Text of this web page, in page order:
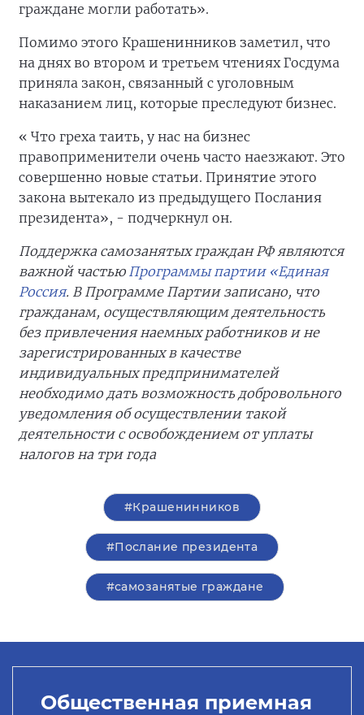
граждане могли работать».
Помимо этого Крашенинников заметил, что
на днях во втором и третьем чтениях Госдума
приняла закон, связанный с уголовным
наказанием лиц, которые преследуют бизнес.
« Что греха таить, у нас на бизнес
правоприменители очень часто наезжают. Это
совершенно новые статьи. Принятие этого
закона вытекало из предыдущего Послания
президента», - подчеркнул он.
Поддержка самозанятых граждан РФ являются
важной частью Программы партии «Единая
Россия. В Программе Партии записано, что
гражданам, осуществляющим деятельность
без привлечения наемных работников и не
зарегистрированных в качестве
индивидуальных предпринимателей
необходимо дать возможность добровольного
уведомления об осуществлении такой
деятельности с освобождением от уплаты
налогов на три года
#Крашенинников
#Послание президента
#самозанятые граждане
Общественная приемная